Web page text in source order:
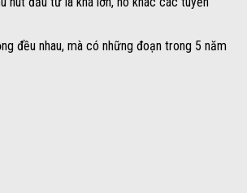
đều nhau, mà có những đoạn trong 5 năm